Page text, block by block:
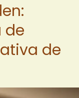
de
de